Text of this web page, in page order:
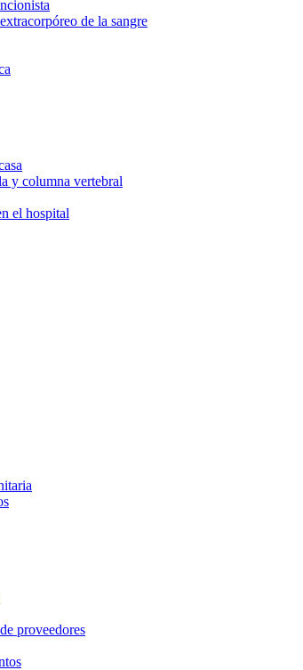
de la sangre
y columna vertebral
el hospital
proveedores